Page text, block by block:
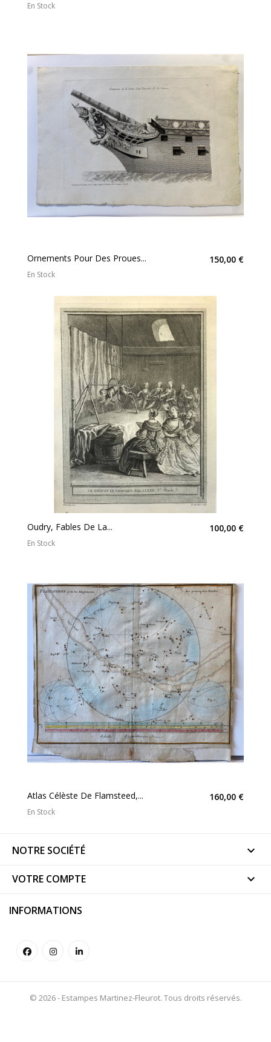
En Stock
Ornements Pour Des Proues... 150,00 €
En Stock
Oudry, Fables De La... 100,00 €
En Stock
Atlas Célèste De Flamsteed,... 160,00 €
En Stock
NOTRE SOCIÉTÉ 
VOTRE COMPTE 
INFORMATIONS
© 2026 - Estampes Martinez-Fleurot. Tous droits réservés.